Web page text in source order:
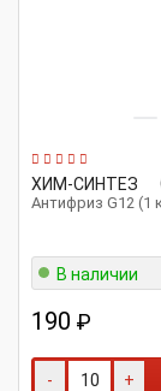
ХИМ-СИНТЕЗ
Антифриз G12
В наличии
190 ₽
- +